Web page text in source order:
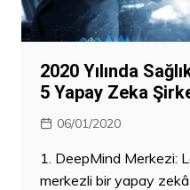
2020 Yılında
5 Yapay Zeka
06/01/2020
1. DeepMind Merkezi:
merkezli bir yapay